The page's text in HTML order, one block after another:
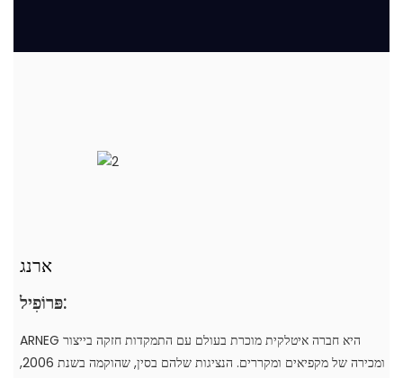
ארנג
פּרוֹפִיל:
ARNEG היא חברה איטלקית מוכרת בעולם עם התמקדות חזקה בייצור
ומכירה של מקפיאים ומקררים. הנציגות שלהם בסין, שהוקמה בשנת 2006,